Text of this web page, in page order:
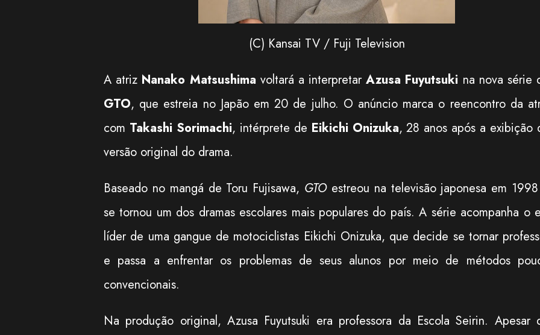
(C) Kansai TV / Fuji Television
A atriz Nanako Matsushima voltará a interpretarAzusa Fuyutsuki na nova série
GTO, que estreia no Japão em 20 de julho. O anúncio marca o reencontro da
com Takashi Sorimachi, intérprete de Eikichi Onizuka, 28 anos após a exibição
versão original do drama.
Baseado no mangá de Toru Fujisawa, GTOestreou na televisão japonesa em
se tornou um dos dramas escolares mais populares do país. A série acompanha o
líder de uma gangue de motociclistas Eikichi Onizuka, que decide se tornar
e passa a enfrentar os problemas de seus alunos por meio de métodos
convencionais.
Na produção original, Azusa Fuyutsuki era professora da Escola Seirin. Apesar